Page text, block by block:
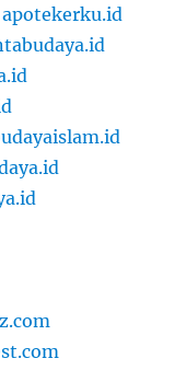
apotekerku.id